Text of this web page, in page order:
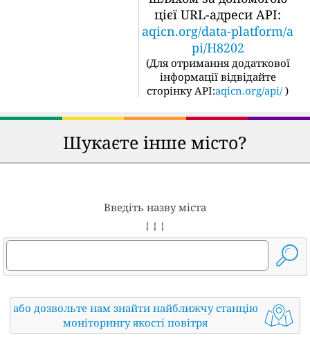
цієї URL-адреси API:
aqicn.org/data-platform/a
pi/H8202
(Для отримання додаткової
інформації відвідайте
сторінку API:aqicn.org/api/ )
Шукаєте інше місто?
Введіть назву міста
↓ ↓ ↓
або дозвольте нам знайти найближчу станцію
моніторингу якості повітря